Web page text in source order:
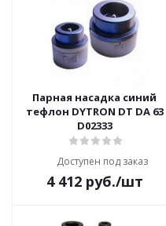
Парная насадка синий
тефлон DYTRON DT DA 63
D02333
Доступен под заказ
4 412руб./шт